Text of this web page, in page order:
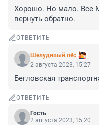
Хорошо. Но мало. Все
вернуть обратно.
ОТВЕТИТЬ
Шелудивый пёс
2 августа 2023, 15:27
Бегловская
ОТВЕТИТЬ
Гость
2 августа 2023, 15:20